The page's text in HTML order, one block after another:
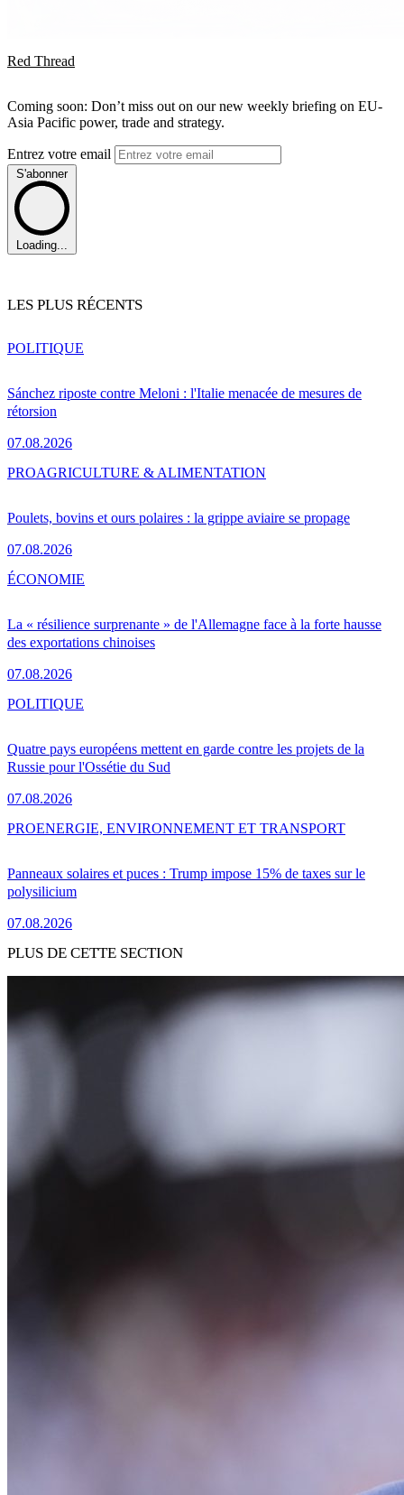
Red Thread
Coming soon: Don’t miss out on our new weekly briefing on EU-
Asia Pacific power, trade and strategy.
Entrez votre email
S'abonner
Loading...
LES PLUS RÉCENTS
Sánchez riposte contre Meloni : l'Italie menacée de mesures de
rétorsion
07.08.2026
POLITIQUE
Poulets, bovins et ours polaires : la grippe aviaire se propage
07.08.2026
PROAGRICULTURE & ALIMENTATION
La « résilience surprenante » de l'Allemagne face à la forte hausse
des exportations chinoises
07.08.2026
ÉCONOMIE
Quatre pays européens mettent en garde contre les projets de la
Russie pour l'Ossétie du Sud
07.08.2026
POLITIQUE
Panneaux solaires et puces : Trump impose 15% de taxes sur le
polysilicium
07.08.2026
PROENERGIE, ENVIRONNEMENT ET TRANSPORT
PLUS DE CETTE SECTION